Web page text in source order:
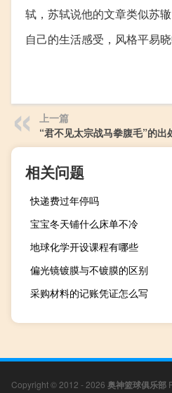
轼，苏轼说他的文章类似苏
自己的生活感受，风格平易
上一篇
“君不见太宗战马拳腹毛”的出
相关问题
快递费过年停吗
宝宝冬天铺什么床单不冷
地球化学开设课程有哪些
偏光镜镀膜与不镀膜的区别
采购材料的记账凭证怎么写
Copyright © 2012 - 2026 奥神篮球俱乐部